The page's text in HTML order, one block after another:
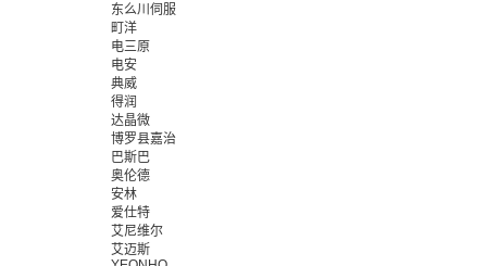
东么川伺服
町洋
电三原
电安
典威
得润
达晶微
博罗县嘉治
巴斯巴
奥伦德
安林
爱仕特
艾尼维尔
艾迈斯